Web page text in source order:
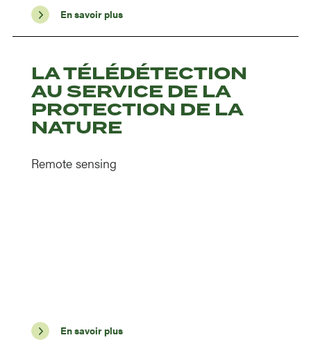
En savoir plus
LA TÉLÉDÉTECTION
AU SERVICE DE LA
PROTECTION DE LA
NATURE
Remote sensing
En savoir plus